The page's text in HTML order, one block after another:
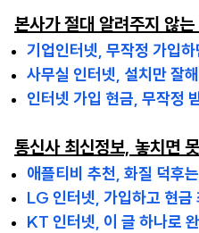
본사가 절대 알려주지 않
기업인터넷, 무작정 가입
사무실 인터넷, 설치만 잘
인터넷 가입 현금, 무작정
통신사 최신정보, 놓치면
애플티비 추천, 화질 덕후
LG 인터넷, 가입하고 현금
KT 인터넷, 이 글 하나로